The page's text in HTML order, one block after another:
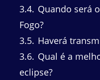
3.4 Quando será
Fogo?
3.5 Haverá
3.6 Qual é a
eclipse?